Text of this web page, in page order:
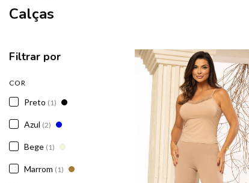
Calças
Filtrar por
COR
Preto (1)
Azul (2)
Bege (1)
Marrom (1)